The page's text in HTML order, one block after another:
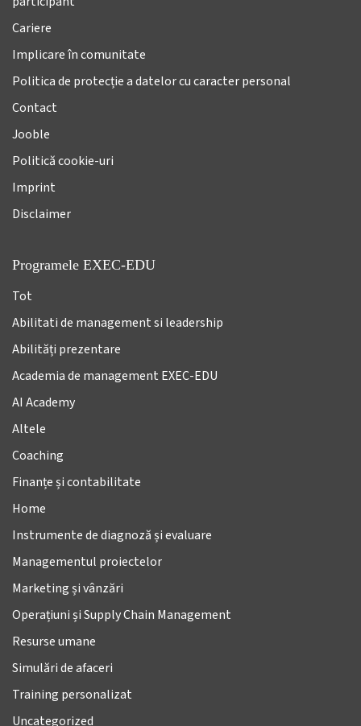
Cariere
Implicare în comunitate
Politica de protecție a datelor cu caracter personal
Contact
Jooble
Politică cookie-uri
Imprint
Disclaimer
Programele EXEC-EDU
Tot
Abilitati de management si leadership
Abilități prezentare
Academia de management EXEC-EDU
AI Academy
Altele
Coaching
Finanțe și contabilitate
Home
Instrumente de diagnoză și evaluare
Managementul proiectelor
Marketing și vânzări
Operațiuni și Supply Chain Management
Resurse umane
Simulări de afaceri
Training personalizat
Uncategorized